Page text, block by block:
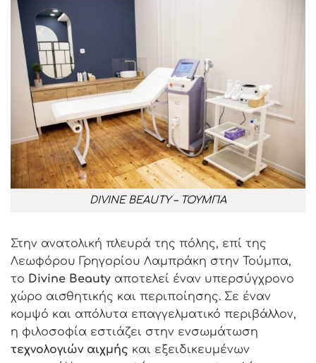
DIVINE BEAUTY – ΤΟΥΜΠΑ
Στην ανατολική πλευρά της πόλης, επί της
Λεωφόρου Γρηγορίου Λαμπράκη στην Τούμπα,
το Divine Beauty αποτελεί έναν υπερσύγχρονο
χώρο αισθητικής και περιποίησης. Σε έναν
κομψό και απόλυτα επαγγελματικό περιβάλλον,
η φιλοσοφία εστιάζει στην ενσωμάτωση
τεχνολογιών αιχμής και εξειδικευμένων